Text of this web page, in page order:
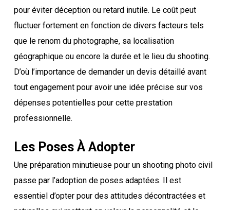
pour éviter déception ou retard inutile. Le coût peut
fluctuer fortement en fonction de divers facteurs tels
que le renom du photographe, sa localisation
géographique ou encore la durée et le lieu du shooting.
D’où l’importance de demander un devis détaillé avant
tout engagement pour avoir une idée précise sur vos
dépenses potentielles pour cette prestation
professionnelle.
Les Poses À Adopter
Une préparation minutieuse pour un shooting photo civil
passe par l’adoption de poses adaptées. Il est
essentiel d’opter pour des attitudes décontractées et